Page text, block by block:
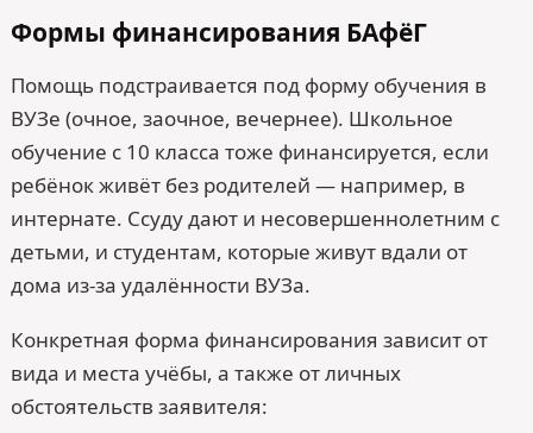
Формы финансирования БАфёГ
Помощь подстраивается под форму обучения в
ВУЗе (очное, заочное, вечернее). Школьное
обучение с 10 класса тоже финансируется, если
ребёнок живёт без родителей — например, в
интернате. Ссуду дают и несовершеннолетним с
детьми, и студентам, которые живут вдали от
дома из-за удалённости ВУЗа.
Конкретная форма финансирования зависит от
вида и места учёбы, а также от личных
обстоятельств заявителя: